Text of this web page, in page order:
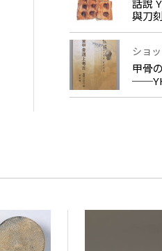
話說
與刀刻
ショ
甲骨